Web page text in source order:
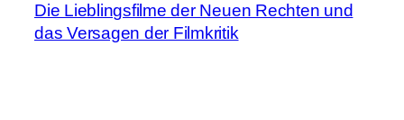
Die Lieblingsfilme der Neuen Rechten und
das Versagen der Filmkritik